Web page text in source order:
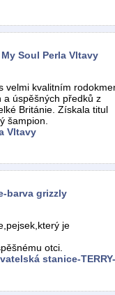
Soul Perla Vltavy
velmi kvalitním
a úspěšných předků z
Británie. Získala titul
šampion.
Vltavy
barva grizzly
je
otci.
stanice-